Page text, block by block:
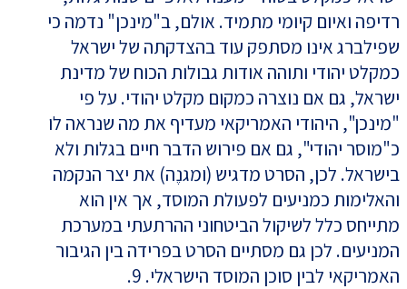
רדיפה ואיום קיומי מתמיד. אולם, ב"מינכן" נדמה כי
שפילברג אינו מסתפק עוד בהצדקתה של ישראל
כמקלט יהודי ותוהה אודות גבולות הכוח של מדינת
ישראל, גם אם נוצרה כמקום מקלט יהודי. על פי
"מינכן", היהודי האמריקאי מעדיף את מה שנראה לו
כ"מוסר יהודי", גם אם פירוש הדבר חיים בגלות ולא
בישראל. לכן, הסרט מדגיש (ומגנֶה) את יצר הנקמה
והאלימות כמניעים לפעולת המוסד, אך אין הוא
מתייחס כלל לשיקול הביטחוני ההרתעתי במערכת
המניעים. לכן גם מסתיים הסרט בפרידה בין הגיבור
האמריקאי לבין סוכן המוסד הישראלי. 9.